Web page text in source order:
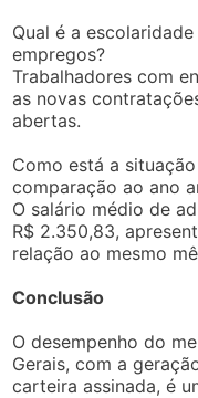
Qual é a
empregos?
Trabalhadores com
as novas
abertas.
Como está a
comparação ao ano
O salário médio de
R$ 2.350,83,
relação ao mesmo
Conclusão
O desempenho do
Gerais, com a
carteira assinada, é